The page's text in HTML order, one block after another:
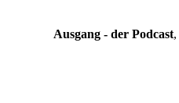
Ausgang - der Podcast,